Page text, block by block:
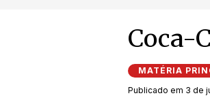
Coca-
MATÉRIA
Publicado em 3 de